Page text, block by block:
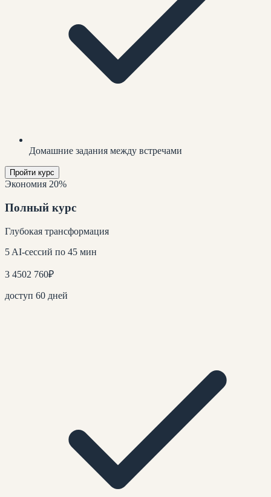
Домашние задания между встречами
Пройти курс
Экономия 20%
Полный курс
Глубокая трансформация
5 AI-сессий по 45 мин
3 4502 760₽
доступ 60 дней